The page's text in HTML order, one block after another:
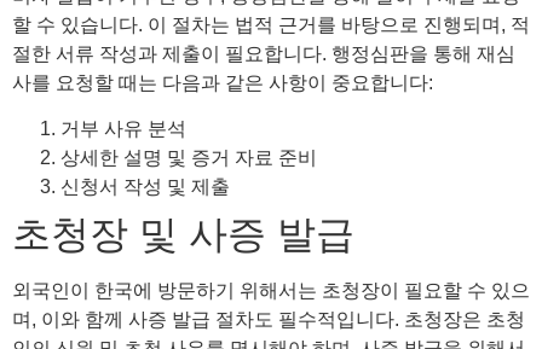
할 수 있습니다. 이 절차는 법적 근거를 바탕으로 진행되며, 적
절한 서류 작성과 제출이 필요합니다. 행정심판을 통해 재심
사를 요청할 때는 다음과 같은 사항이 중요합니다:
거부 사유 분석
상세한 설명 및 증거 자료 준비
신청서 작성 및 제출
초청장 및 사증 발급
외국인이 한국에 방문하기 위해서는 초청장이 필요할 수 있으
며, 이와 함께 사증 발급 절차도 필수적입니다. 초청장은 초청